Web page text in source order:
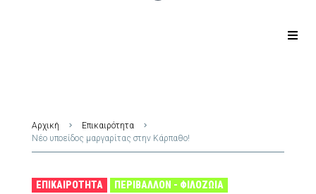
Αρχική
Επικαιρότητα
Νέο υποείδος μαργαρίτας στην Κάρπαθο!
ΕΠΙΚΑΙΡΌΤΗΤΑ ΠΕΡΙΒΆΛΛΟΝ - ΦΙΛΟΖΩΊΑ